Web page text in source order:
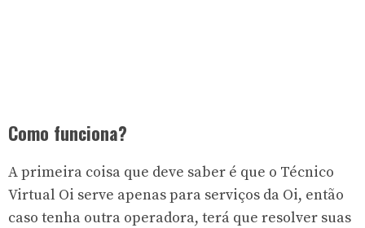
Como funciona?
A primeira coisa que deve saber é que o Técnico
Virtual Oi serve apenas para serviços da Oi, então
caso tenha outra operadora, terá que resolver suas